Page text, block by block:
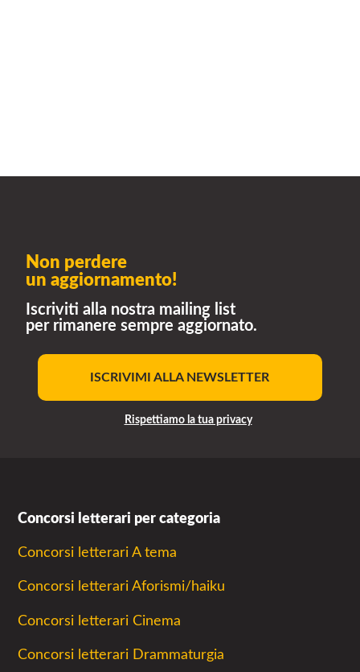
Non perdere
un aggiornamento!
Iscriviti alla nostra mailing list
per rimanere sempre aggiornato.
ISCRIVIMI ALLA NEWSLETTER
Rispettiamo la tua privacy
Concorsi letterari per categoria
Concorsi letterari A tema
Concorsi letterari Aforismi/haiku
Concorsi letterari Cinema
Concorsi letterari Drammaturgia